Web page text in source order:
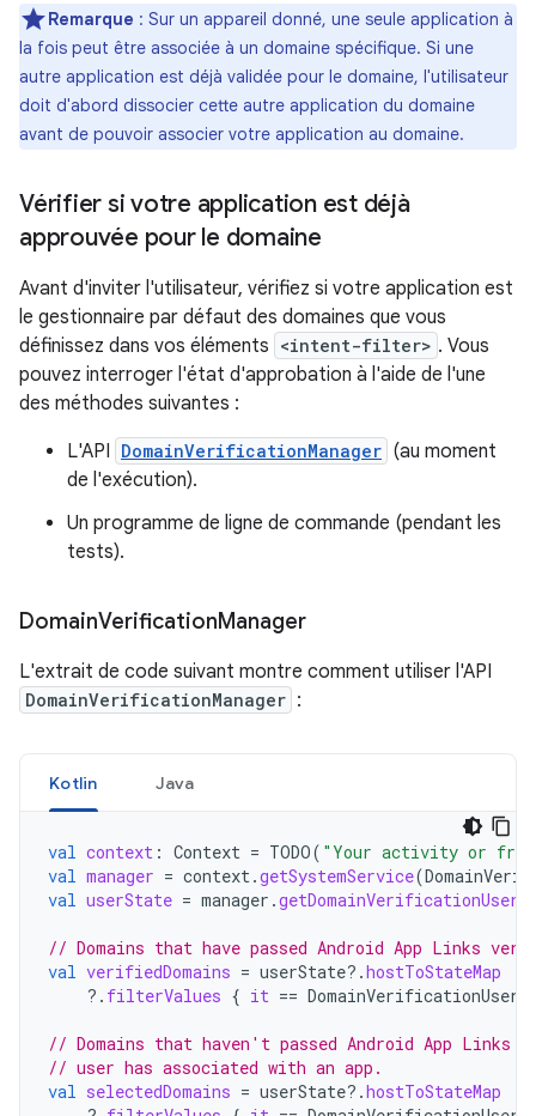
Remarque : Sur un appareil donné, une seule application à
la fois peut être associée à un domaine spécifique. Si une
autre application est déjà validée pour le domaine, l'utilisateur
doit d'abord dissocier cette autre application du domaine
avant de pouvoir associer votre application au domaine.
Vérifier si votre application est déjà
approuvée pour le domaine
Avant d'inviter l'utilisateur, vérifiez si votre application est
le gestionnaire par défaut des domaines que vous
définissez dans vos éléments <intent-filter> . Vous
pouvez interroger l'état d'approbation à l'aide de l'une
des méthodes suivantes :
L'API DomainVerificationManager (au moment
de l'exécution).
Un programme de ligne de commande (pendant les
tests).
DomainVerificationManager
L'extrait de code suivant montre comment utiliser l'API
DomainVerificationManager :
Kotlin Java
val context : Context = TODO( "Your activity or
val manager = context.getSystemService(
val userState = manager .
// Domains that have passed Android App Links
val verifiedDomains = userState?.hostToStateMap
?. filterValues { it ==
// Domains that haven't passed Android App
// user has associated with an app.
val selectedDomains = userState?.hostToStateMap